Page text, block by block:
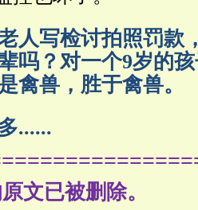
人写检讨拍照罚款
吗？对一个9岁的
禽兽，胜于禽兽。
......
文已被删除。